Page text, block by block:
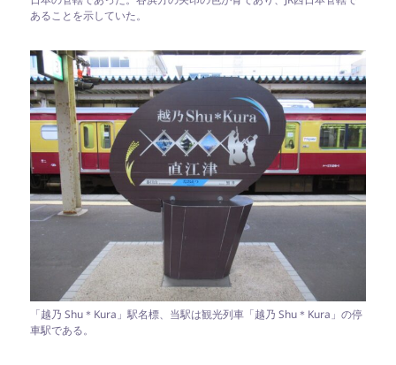
あることを示していた。
「越乃 Shu＊Kura」駅名標、当駅は観光列車「越乃 Shu＊Kura」の停
車駅である。